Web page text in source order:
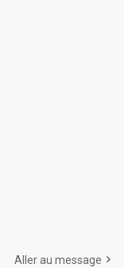
Aller au message